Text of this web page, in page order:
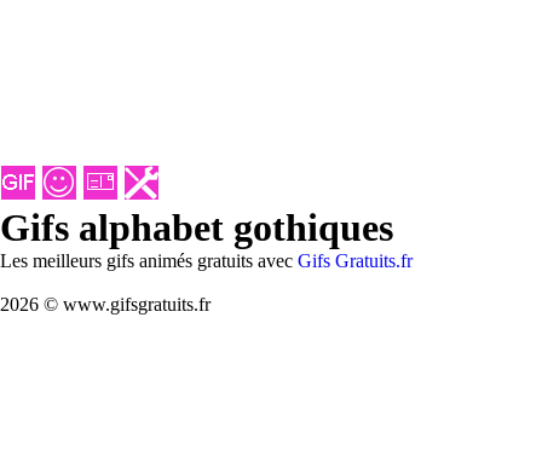
Gifs alphabet gothiques
Les meilleurs gifs animés gratuits avec Gifs Gratuits.fr
2026 © www.gifsgratuits.fr